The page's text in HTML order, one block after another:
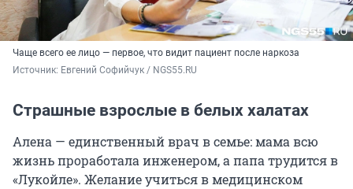
Чаще всего ее лицо — первое, что видит пациент после наркоза
Источник: Евгений Софийчук / NGS55.RU
Страшные взрослые в белых халатах
Алена — единственный врач в семье: мама всю
жизнь проработала инженером, а папа трудится в
«Лукойле». Желание учиться в медицинском